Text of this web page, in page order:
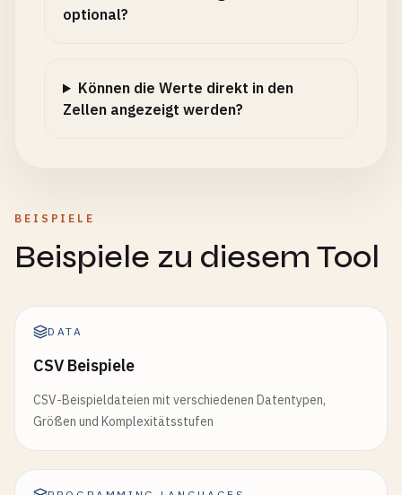
optional?
Können die Werte direkt in den
Zellen angezeigt werden?
BEISPIELE
Beispiele zu diesem Tool
DATA
CSV Beispiele
CSV-Beispieldateien mit verschiedenen Datentypen,
Größen und Komplexitätsstufen